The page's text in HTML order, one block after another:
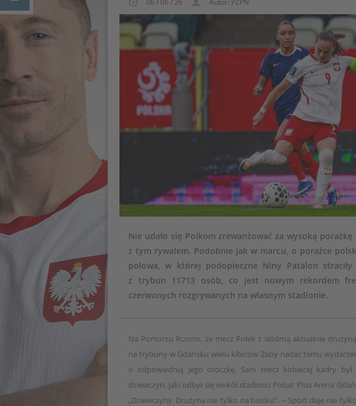
Nie udało się Polkom zrewanżować za wysoką
z tym rywalem. Podobnie jak w marcu, o porażce
połowa, w której podopieczne Niny Patalon
z trybun 11713 osób, co jest nowym rekordem
czerwonych rozgrywanych na własnym stadionie.
Na Pomorzu liczono, że mecz Polek z siódmą aktualnie
na trybuny w Gdańsku wielu kibiców. Żeby nadać temu
o odpowiednią jego otoczkę. Sam mecz kobiecej kadry był
dziewczyn, jaki odbył się wokół stadionu Polsat Plus Arena
„Dziewczyny. Drużyna nie tylko na boisku”. – Sport daje nie